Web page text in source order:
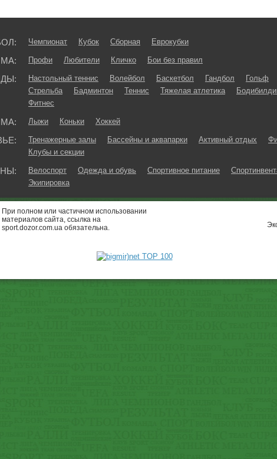
Чемпионат Кубок Сборная Еврокубки
Профи Любители Кличко Бои без правил
Настольный теннис Волейбол Баскетбол Гандбол Гольф
Стрельба
Бадминтон Теннис Тяжелая атлетика
Фитнес
Лыжи Коньки Хоккей
Тренажерные залы Бассейны и аквапарки Активный отдых
Клубы и секции
Велоспорт Одежда и обувь Спортивное питание
Экипировка
При полном или частичном использовании
материалов сайта, ссылка на
sport.dozor.com.ua обязательна.